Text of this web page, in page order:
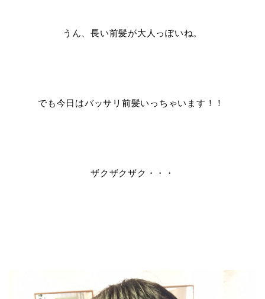
うん、長い前髪が大人っぽいね。
でも今日はバッサリ前髪いっちゃいます！！
ザクザクザク・・・